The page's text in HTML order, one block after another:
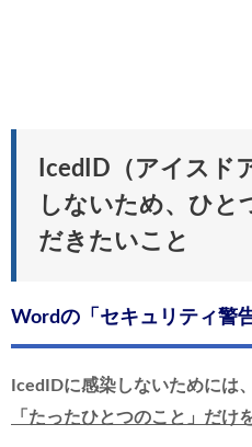
IcedID（アイスド
しないため、ひと
だきたいこと
Wordの「セキュリティ警
IcedIDに感染しないためには
「たったひとつのこと」だけ